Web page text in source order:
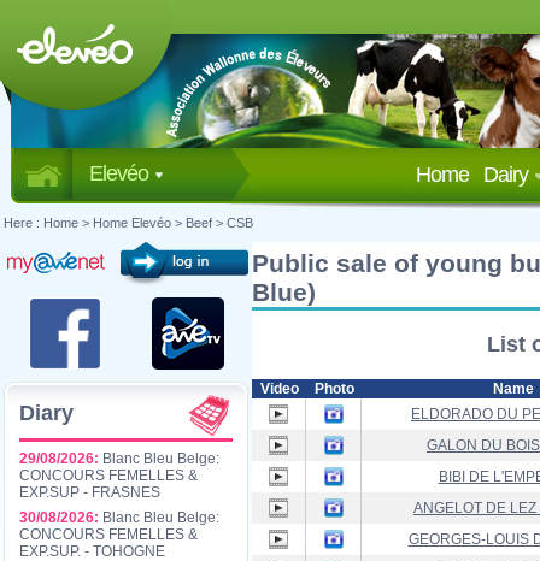
Elevéo Dairy
Home
Here : Home > Home Elevéo > Beef > CSB
Diary
29/08/2026: Blanc Bleu Belge:
CONCOURS FEMELLES &
EXP.SUP - FRASNES
30/08/2026: Blanc Bleu Belge:
CONCOURS FEMELLES &
EXP.SUP. - TOHOGNE
Public sale of young
Blue)
List
Video Photo
Name
ELDORADO DU
GALON DU
BIBI DE
ANGELOT DE LEZ
GEORGES-LOUIS